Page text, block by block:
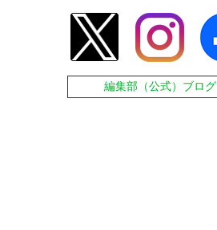
編集部（公式）ブログ